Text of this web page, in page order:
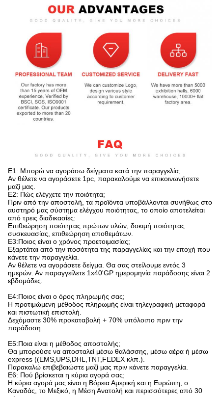
Ε1: Μπορώ να αγοράσω δείγματα κατά την παραγγελία;
Αν θέλετε να αγοράσετε 1pc, παρακαλούμε να επικοινωνήσετε
μαζί μας.
Ε2: Πώς ελέγχετε την ποιότητα;
Πριν από την αποστολή, τα προϊόντα υποβάλλονται συνήθως στο
αυστηρό μας σύστημα ελέγχου ποιότητας, το οποίο αποτελείται
από τρεις διαδικασίες:
Επιθεώρηση ποιότητας πρώτων υλών, δοκιμή ποιότητας
συσκευασίας, επιθεώρηση αποθεμάτων.
Ε3:Ποιος είναι ο χρόνος προετοιμασίας;
Εξαρτάται από την ποσότητα της παραγγελίας και την εποχή που
κάνετε την παραγγελία.
Αν θέλετε να αγοράσετε δείγμα. Θα σας στείλουμε εντός 3
ημερών. Αν παραγγείλετε 1x40'GP ημερομηνία παράδοσης είναι 2
εβδομάδες.
Ε4:Ποιος είναι ο όρος πληρωμής σας;
Η προτιμώμενη μέθοδος πληρωμής είναι τηλεγραφική μεταφορά
και πιστωτική επιστολή.
Δεχόμαστε 30% προκαταβολή + 70% υπόλοιπο πριν την
παράδοση.
Ε5:Ποια είναι η μέθοδος αποστολής;
Θα μπορούσε να αποσταλεί μέσω θαλάσσης, μέσω αέρα ή μέσω
express ((EMS,UPS,DHL,TNT,FEDEX κλπ.).
Παρακαλώ επιβεβαιώστε μαζί μας πριν κάνετε παραγγελία.
Ε6: Πού βρίσκεται η κύρια αγορά σας;
Η κύρια αγορά μας είναι η Βόρεια Αμερική και η Ευρώπη, ο
Καναδάς, το Μεξικό, η Μέση Ανατολή και περισσότερες από 30